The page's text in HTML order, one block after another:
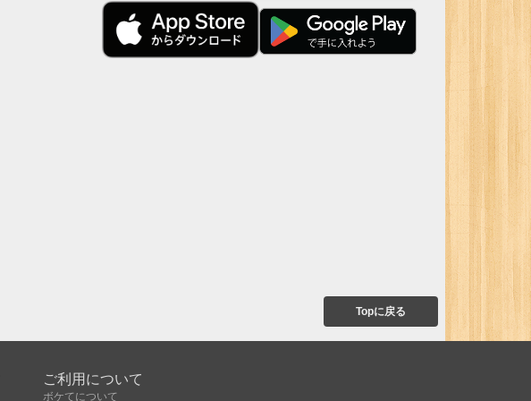
Topに戻る
ご利用について
ボケてについて